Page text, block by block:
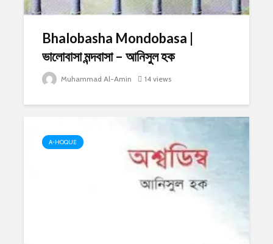
Bhalobasha Mondobasa |
ভালোবাসা মন্দবাসা – আনিসুল হক
Muhammad Al-Amin 14 views
A-HOQUE